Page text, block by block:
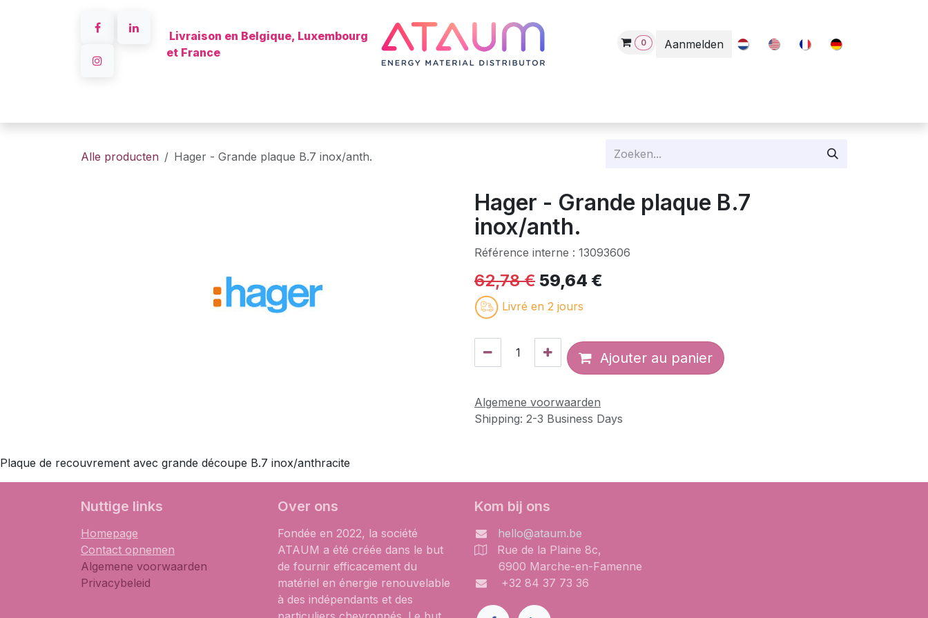
Livraison en Belgique, Luxembourg
et France
0 Aanmelden
Alle producten Hager - Grande plaque B.7 inox/anth.
Hager - Grande plaque B.7
inox/anth.
Référence interne : 13093606
62,78€ 59,64 €
Livré en 2 jours
Ajouter au panier
Algemene voorwaarden
Shipping: 2-3 Business Days
Plaque de recouvrement avec grande découpe B.7 inox/anthracite
​Nuttige links
Homepage
Contact opnemen
Algemene voorwaarden
Privacybeleid
Over ons
Fondée en 2022, la société
ATAUM a été créée dans le but
de fournir efficacement du
matériel en énergie renouvelable
à des indépendants et des
Kom bij ons
hello@ataum.be
Rue de la Plaine 8c,
6900 Marche-en-Famenne
+32 84 37 73 36